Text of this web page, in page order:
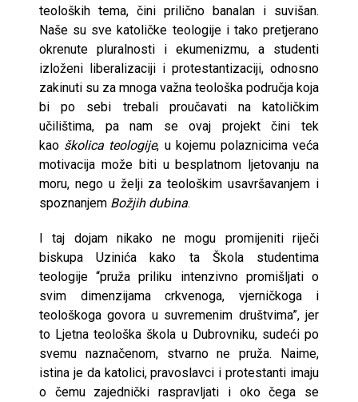
teoloških tema, čini prilično banalan i suvišan.
Naše su sve katoličke teologije i tako pretjerano
okrenute pluralnosti i ekumenizmu, a studenti
izloženi liberalizaciji i protestantizaciji, odnosno
zakinuti su za mnoga važna teološka područja koja
bi po sebi trebali proučavati na katoličkim
učilištima, pa nam se ovaj projekt čini tek
kao školica teologije, u kojemu polaznicima veća
motivacija može biti u besplatnom ljetovanju na
moru, nego u želji za teološkim usavršavanjem i
spoznanjem Božjih dubina.
I taj dojam nikako ne mogu promijeniti riječi
biskupa Uzinića kako ta Škola studentima
teologije “pruža priliku intenzivno promišljati o
svim dimenzijama crkvenoga, vjerničkoga i
teološkoga govora u suvremenim društvima”, jer
to Ljetna teološka škola u Dubrovniku, sudeći po
svemu naznačenom, stvarno ne pruža. Naime,
istina je da katolici, pravoslavci i protestanti imaju
o čemu zajednički raspravljati i oko čega se